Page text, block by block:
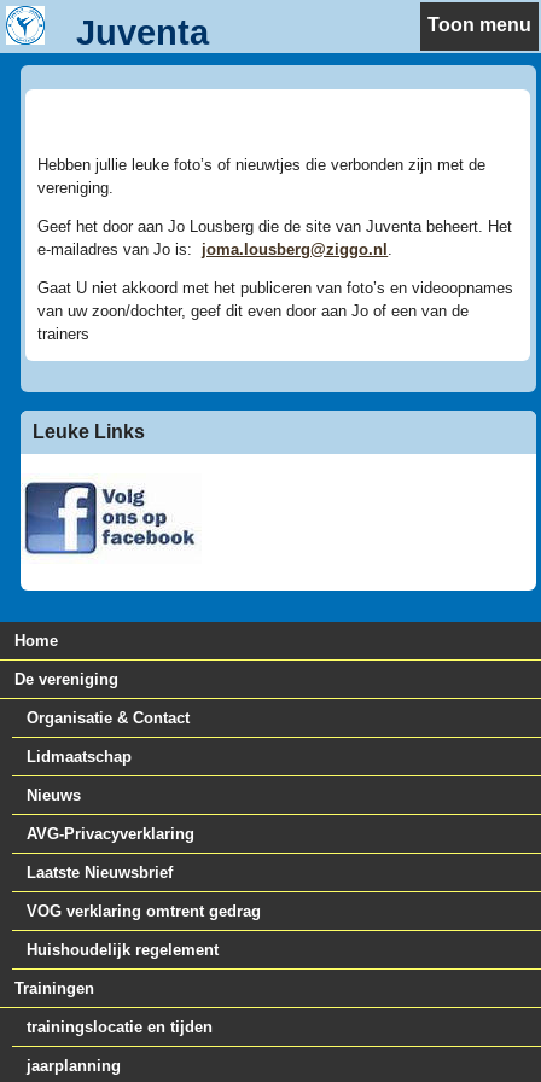
Juventa Toon menu
Hebben jullie leuke foto’s of nieuwtjes die verbonden zijn met de
vereniging.
Geef het door aan Jo Lousberg die de site van Juventa beheert. Het
e-mailadres van Jo is: joma.lousberg@ziggo.nl
Gaat U niet akkoord met het publiceren van foto’s en videoopnames
van uw zoon/dochter, geef dit even door aan Jo of een van de
trainers
Leuke Links
Home
De vereniging
Organisatie & Contact
Lidmaatschap
Nieuws
AVG-Privacyverklaring
Laatste Nieuwsbrief
VOG verklaring omtrent gedrag
Huishoudelijk regelement
Trainingen
trainingslocatie en tijden
jaarplanning